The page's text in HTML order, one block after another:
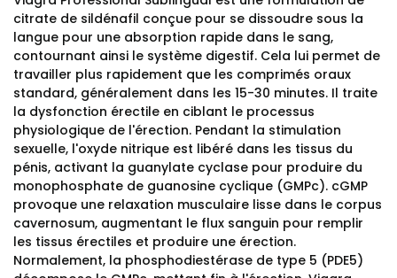
citrate de sildénafil conçue pour se dissoudre sous la
langue pour une absorption rapide dans le sang,
contournant ainsi le système digestif. Cela lui permet de
travailler plus rapidement que les comprimés oraux
standard, généralement dans les 15-30 minutes. Il traite
la dysfonction érectile en ciblant le processus
physiologique de l'érection. Pendant la stimulation
sexuelle, l'oxyde nitrique est libéré dans les tissus du
pénis, activant la guanylate cyclase pour produire du
monophosphate de guanosine cyclique (GMPc). cGMP
provoque une relaxation musculaire lisse dans le corpus
cavernosum, augmentant le flux sanguin pour remplir
les tissus érectiles et produire une érection.
Normalement, la phosphodiestérase de type 5 (PDE5)